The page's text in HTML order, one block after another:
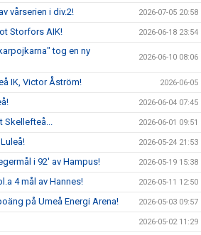
vårserien i div.2! 2026-07-05 20:58
Storfors AIK! 2026-06-18 23:54
tog en ny
2026-06-10 08:06
IK, Victor Åström! 2026-06-05
2026-06-04 07:45
Skellefteå... 2026-06-01 09:51
2026-05-24 21:53
i 92' av Hampus! 2026-05-19 15:38
4 mål av Hannes! 2026-05-11 12:50
på Umeå Energi Arena! 2026-05-03 09:57
2026-05-02 11:29